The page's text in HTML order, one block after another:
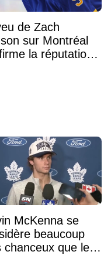
de Zach
sur Montréal
la réputation
McKenna se
beaucoup
chanceux que les